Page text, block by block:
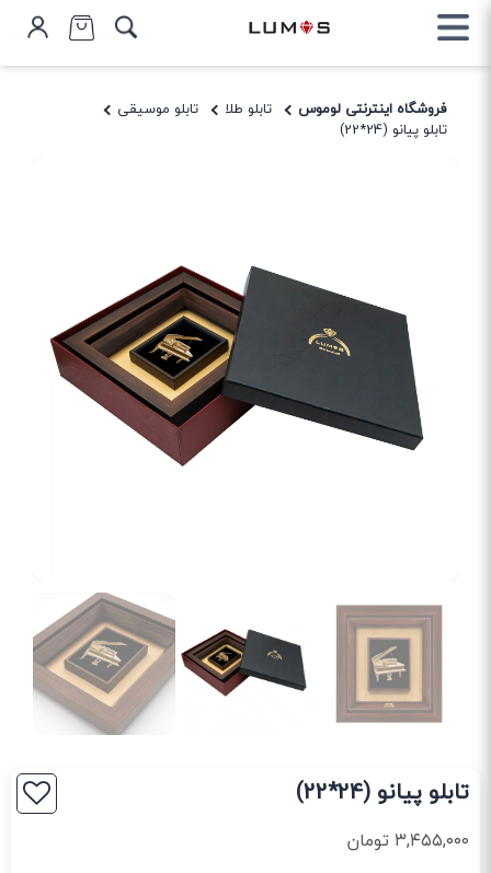
فروشگاه اینترنتی لوموس تابلو طلا
تابلو موسیقی
تابلو پیانو (24*22)
تابلو پیانو (24*22)
۳,۴۵۵,۰۰۰ تومان